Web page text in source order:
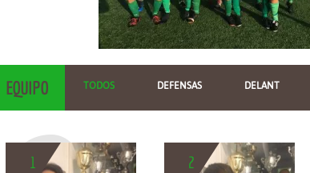
EQUIPO TODOS DEFENSAS DELANT
1 2